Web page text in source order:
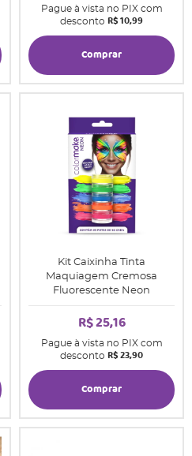
Pague à vista no PIX com
desconto R$ 10,99
Comprar
Kit Caixinha Tinta
Maquiagem Cremosa
Fluorescente Neon
R$ 25,16
Pague à vista no PIX com
desconto R$ 23,90
Comprar